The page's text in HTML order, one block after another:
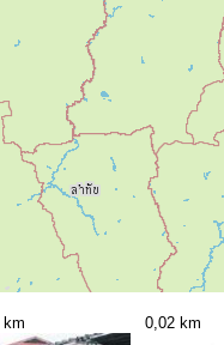
km 0,02 km